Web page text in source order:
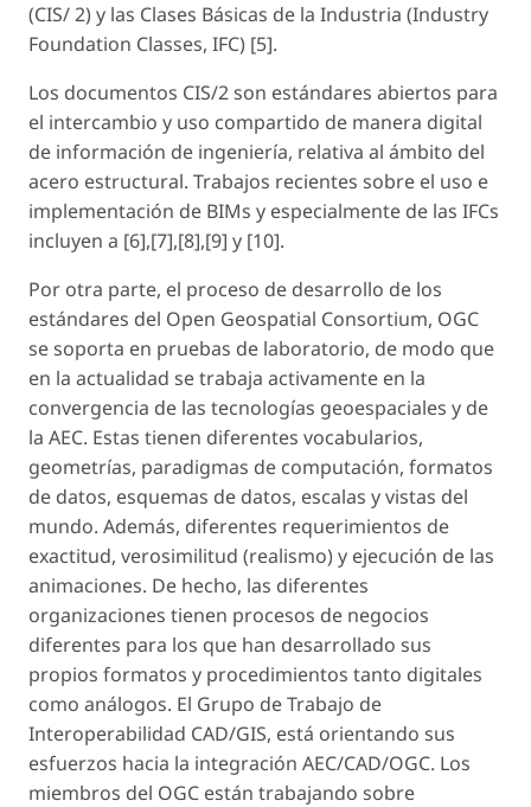
(CIS/ 2) y las Clases Básicas de la Industria (Industry
Foundation Classes, IFC) [5].
Los documentos CIS/2 son estándares abiertos para
el intercambio y uso compartido de manera digital
de información de ingeniería, relativa al ámbito del
acero estructural. Trabajos recientes sobre el uso e
implementación de BIMs y especialmente de las IFCs
incluyen a [6],[7],[8],[9] y [10].
Por otra parte, el proceso de desarrollo de los
estándares del Open Geospatial Consortium, OGC
se soporta en pruebas de laboratorio, de modo que
en la actualidad se trabaja activamente en la
convergencia de las tecnologías geoespaciales y de
la AEC. Estas tienen diferentes vocabularios,
geometrías, paradigmas de computación, formatos
de datos, esquemas de datos, escalas y vistas del
mundo. Además, diferentes requerimientos de
exactitud, verosimilitud (realismo) y ejecución de las
animaciones. De hecho, las diferentes
organizaciones tienen procesos de negocios
diferentes para los que han desarrollado sus
propios formatos y procedimientos tanto digitales
como análogos. El Grupo de Trabajo de
Interoperabilidad CAD/GIS, está orientando sus
esfuerzos hacia la integración AEC/CAD/OGC. Los
miembros del OGC están trabajando sobre